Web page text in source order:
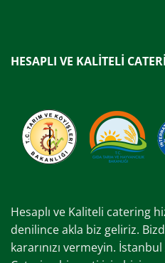
HESAPLI VE KALİTELİ
Hesaplı ve Kaliteli catering
denilince akla biz geliriz.
kararınızı vermeyin.